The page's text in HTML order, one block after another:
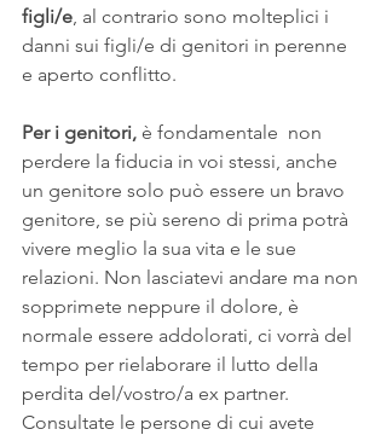
figli/e, al contrario sono molteplici i
danni sui figli/e di genitori in perenne
e aperto conflitto.
Per i genitori, è fondamentale  non
perdere la fiducia in voi stessi, anche
un genitore solo può essere un bravo
genitore, se più sereno di prima potrà
vivere meglio la sua vita e le sue
relazioni. Non lasciatevi andare ma non
sopprimete neppure il dolore, è
normale essere addolorati, ci vorrà del
tempo per rielaborare il lutto della
perdita del/vostro/a ex partner.
Consultate le persone di cui avete